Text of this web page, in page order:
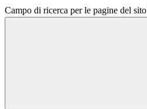
Campo di ricerca per le pagine del sito